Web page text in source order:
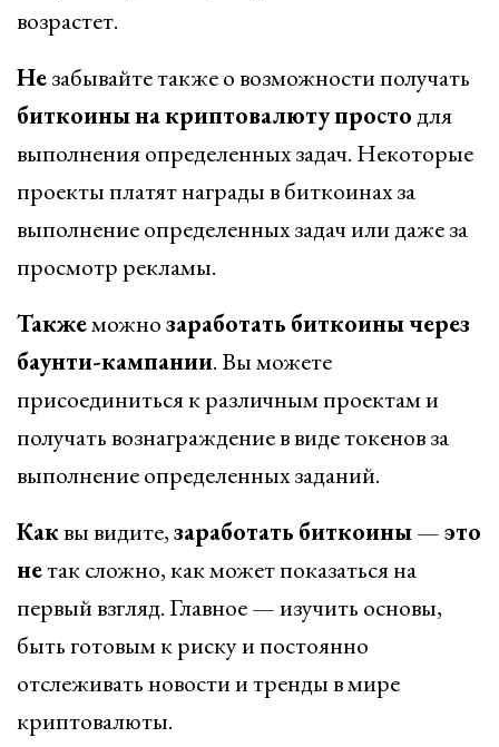
возрастет.
Незабывайте также о возможности получать
биткоинынакриптовалютупростодля
выполнения определенных задач. Некоторые
проекты платят награды в биткоинах за
выполнение определенных задач или даже за
просмотр рекламы.
Такжеможнозаработать биткоинычерез
баунти-кампании. Вы можете
присоединиться к различным проектам и
получать вознаграждение в виде токенов за
выполнение определенных заданий.
Каквы видите,заработать биткоины—это
нетак сложно, как может показаться на
первый взгляд. Главное — изучить основы,
быть готовым к риску и постоянно
отслеживать новости и тренды в мире
криптовалюты.